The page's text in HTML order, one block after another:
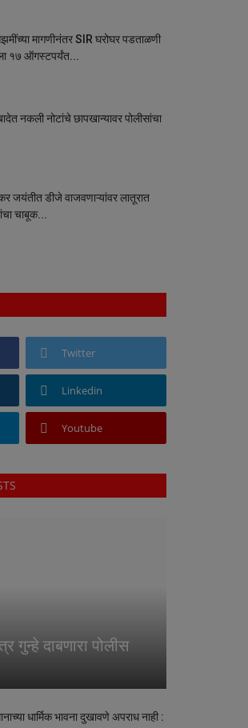
मागणीनंतर SIR घरोघर पडताळणी
१७ ऑगस्टपर्यंत...
नकली नोटांचे छापखान्यावर पोलीसांचा
जयंतीत डीजे वाजवणाऱ्यांवर लातूरात
चाबूक...
Twitter
Linkedin
Youtube
गुन्हे दाबणारा पोलीस
धार्मिक भावना दुखावणे अपराध नाही :